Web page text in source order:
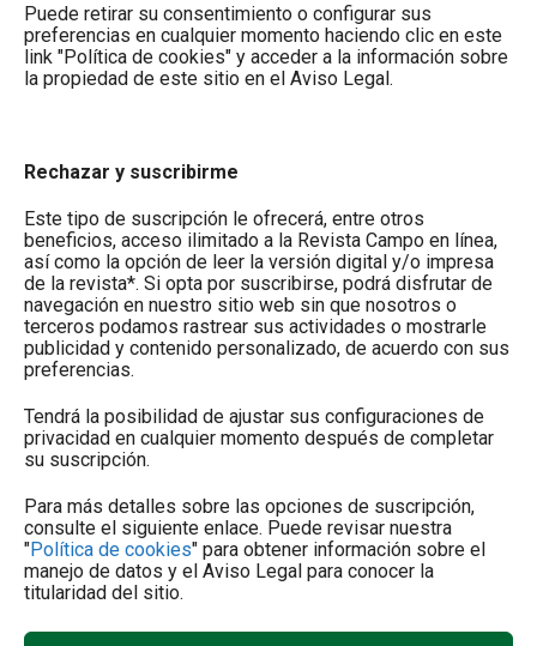
Puede retirar su consentimiento o configurar sus
preferencias en cualquier momento haciendo clic en este
link "Política de cookies" y acceder a la información sobre
la propiedad de este sitio en el Aviso Legal.
Rechazar y suscribirme
Este tipo de suscripción le ofrecerá, entre otros
beneficios, acceso ilimitado a la Revista Campo en línea,
así como la opción de leer la versión digital y/o impresa
de la revista*. Si opta por suscribirse, podrá disfrutar de
navegación en nuestro sitio web sin que nosotros o
terceros podamos rastrear sus actividades o mostrarle
publicidad y contenido personalizado, de acuerdo con sus
preferencias.
Tendrá la posibilidad de ajustar sus configuraciones de
privacidad en cualquier momento después de completar
su suscripción.
Para más detalles sobre las opciones de suscripción,
consulte el siguiente enlace. Puede revisar nuestra
"Política de cookies" para obtener información sobre el
manejo de datos y el Aviso Legal para conocer la
titularidad del sitio.
almendra en el sur
7 de agosto de 2026
6 de agosto de 2026
¿DÓNDE ESTAMOS?